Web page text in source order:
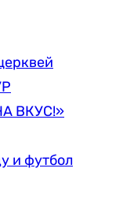
ВКУС!»
и футбол